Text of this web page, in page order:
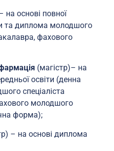
на основі повної
та диплома молодшого
фахового
(магістр)– на
освіти (денна
спеціаліста
молодшого
форма);
– на основі диплома